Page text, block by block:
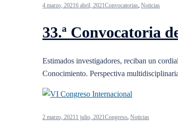
4 marzo, 20216 abril, 2021Convocatorias Noticias
33.ª Convocatoria
Estimados investigadores, reciban un
Conocimiento. Perspectiva
2 marzo, 20211 julio, 2021Congreso, Noticias